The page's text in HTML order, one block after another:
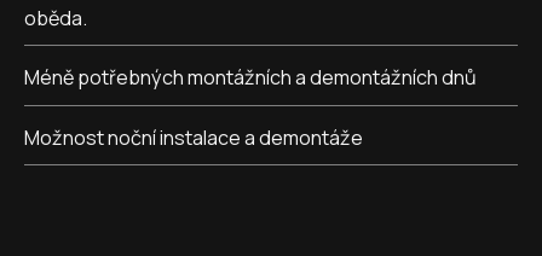
oběda.
Méně potřebných montážních a demontážních dnů
Možnost noční instalace a demontáže